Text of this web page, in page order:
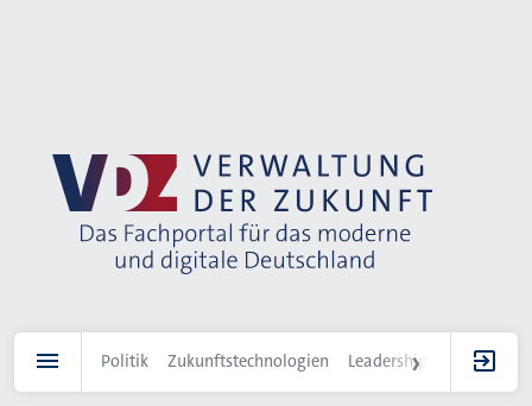
Politik Zukunftstechnologien Leadership IT-